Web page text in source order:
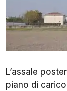
L’assale
piano di